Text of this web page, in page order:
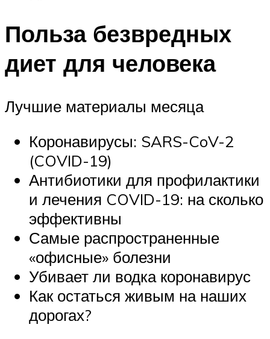
Польза безвредных
диет для человека
Лучшие материалы месяца
Коронавирусы: SARS-CoV-2
(COVID-19)
Антибиотики для профилактики
и лечения COVID-19: на сколько
эффективны
Самые распространенные
«офисные» болезни
Убивает ли водка коронавирус
Как остаться живым на наших
дорогах?